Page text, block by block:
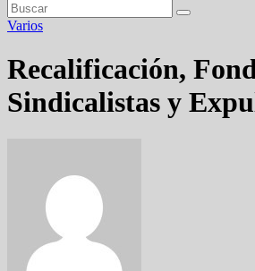
Varios
Recalificación,
Sindicalistas y